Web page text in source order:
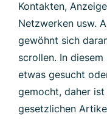
Kontakten,
Netzwerken usw.
gewöhnt sich
scrollen. In
etwas gesucht
gemocht, daher
gesetzlichen